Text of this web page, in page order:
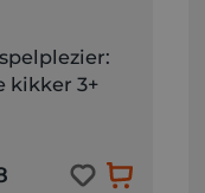
kikker 3+